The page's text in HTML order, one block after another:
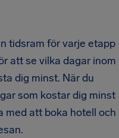
tidsram för varje etapp
att se vilka dagar inom
dig minst. När du
som kostar dig minst
med att boka hotell och